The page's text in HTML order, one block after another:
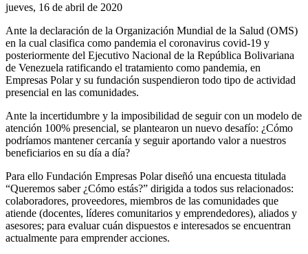
jueves, 16 de abril de 2020
Ante la declaración de la Organización Mundial de la Salud (OMS)
en la cual clasifica como pandemia el coronavirus covid-19 y
posteriormente del Ejecutivo Nacional de la República Bolivariana
de Venezuela ratificando el tratamiento como pandemia, en
Empresas Polar y su fundación suspendieron todo tipo de actividad
presencial en las comunidades.
Ante la incertidumbre y la imposibilidad de seguir con un modelo de
atención 100% presencial, se plantearon un nuevo desafío: ¿Cómo
podríamos mantener cercanía y seguir aportando valor a nuestros
beneficiarios en su día a día?
Para ello Fundación Empresas Polar diseñó una encuesta titulada
“Queremos saber ¿Cómo estás?” dirigida a todos sus relacionados:
colaboradores, proveedores, miembros de las comunidades que
atiende (docentes, líderes comunitarios y emprendedores), aliados y
asesores; para evaluar cuán dispuestos e interesados se encuentran
actualmente para emprender acciones.